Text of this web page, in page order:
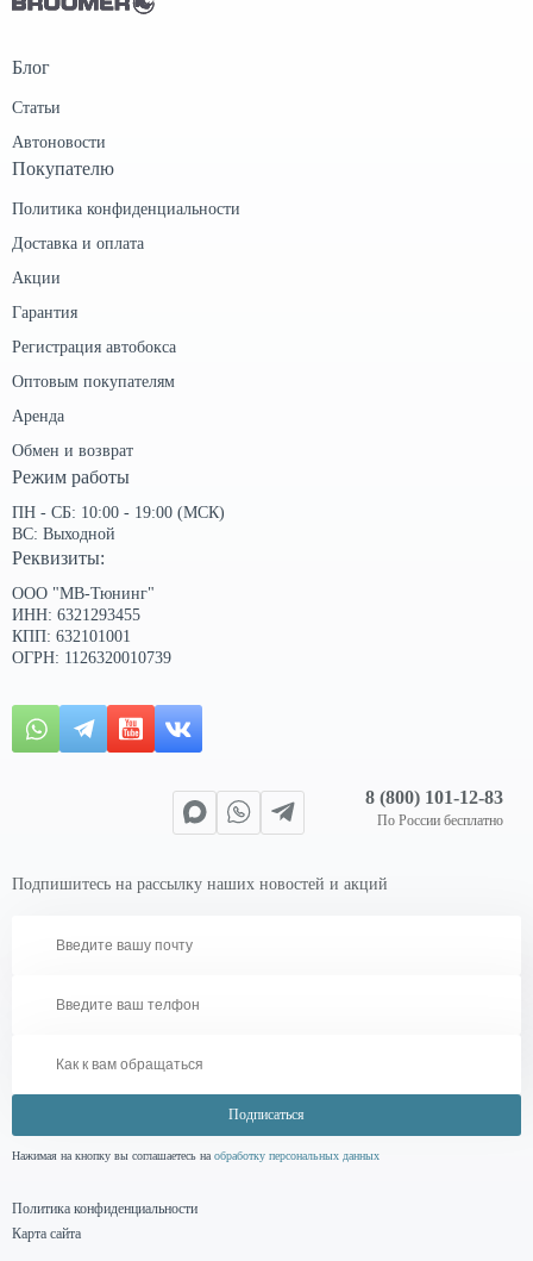
Блог
Статьи
Автоновости
Покупателю
Политика конфиденциальности
Доставка и оплата
Акции
Гарантия
Регистрация автобокса
Оптовым покупателям
Аренда
Обмен и возврат
Режим работы
ПН - СБ: 10:00 - 19:00 (МСК)
ВС: Выходной
Реквизиты:
ООО "МВ-Тюнинг"
ИНН: 6321293455
КПП: 632101001
ОГРН: 1126320010739
8 (800) 101-12-83
По России бесплатно
Подпишитесь на рассылку наших новостей и акций
Подписаться
Нажимая на кнопку вы соглашаетесь на обработку персональных данных
Политика конфиденциальности
Карта сайта